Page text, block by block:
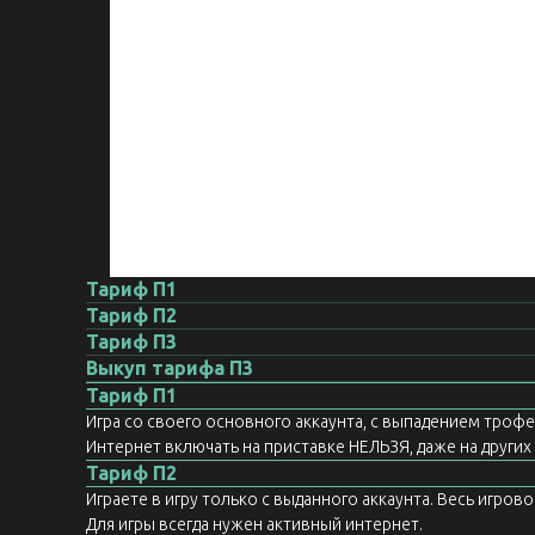
Тариф П1
Тариф П2
Тариф П3
Выкуп тарифа П3
Тариф П1
Игра со своего основного аккаунта, с выпадением
Интернет включать на приставке НЕЛЬЗЯ, даже на
Тариф П2
Играете в игру только с выданного аккаунта. Весь
Для игры всегда нужен активный интернет.